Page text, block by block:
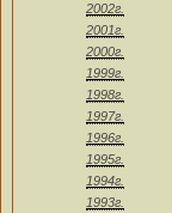
2002г.
2001г.
2000г.
1999г.
1998г.
1997г.
1996г.
1995г.
1994г.
1993г.